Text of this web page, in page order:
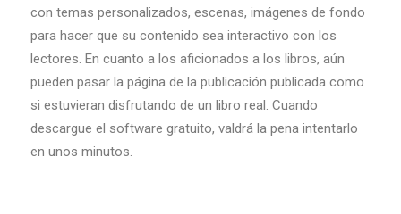
con temas personalizados, escenas, imágenes de fondo
para hacer que su contenido sea interactivo con los
lectores. En cuanto a los aficionados a los libros, aún
pueden pasar la página de la publicación publicada como
si estuvieran disfrutando de un libro real. Cuando
descargue el software gratuito, valdrá la pena intentarlo
en unos minutos.